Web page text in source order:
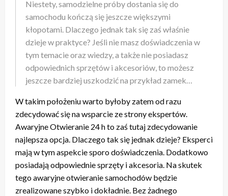
Niestety, samodzielne próby dostania się do
samochodu kończą się jeszcze większymi
kłopotami. Dlaczego jednak tak się zaś właśnie
dzieje w praktyce? Jeśli nie masz doświadczenia w
tym temacie oraz wiedzy, a także nie posiadasz
odpowiednich sprzętów i akcesoriów, to możesz
jeszcze bardziej uszkodzić na przykład zamek…
W takim położeniu warto byłoby zatem od razu
zdecydować się na wsparcie ze strony ekspertów.
Awaryjne Otwieranie 24 h to zaś tutaj zdecydowanie
najlepsza opcja. Dlaczego tak się jednak dzieje? Eksperci
mają w tym aspekcie sporo doświadczenia. Dodatkowo
posiadają odpowiednie sprzęty i akcesoria. Na skutek
tego awaryjne otwieranie samochodów będzie
zrealizowane szybko i dokładnie. Bez żadnego